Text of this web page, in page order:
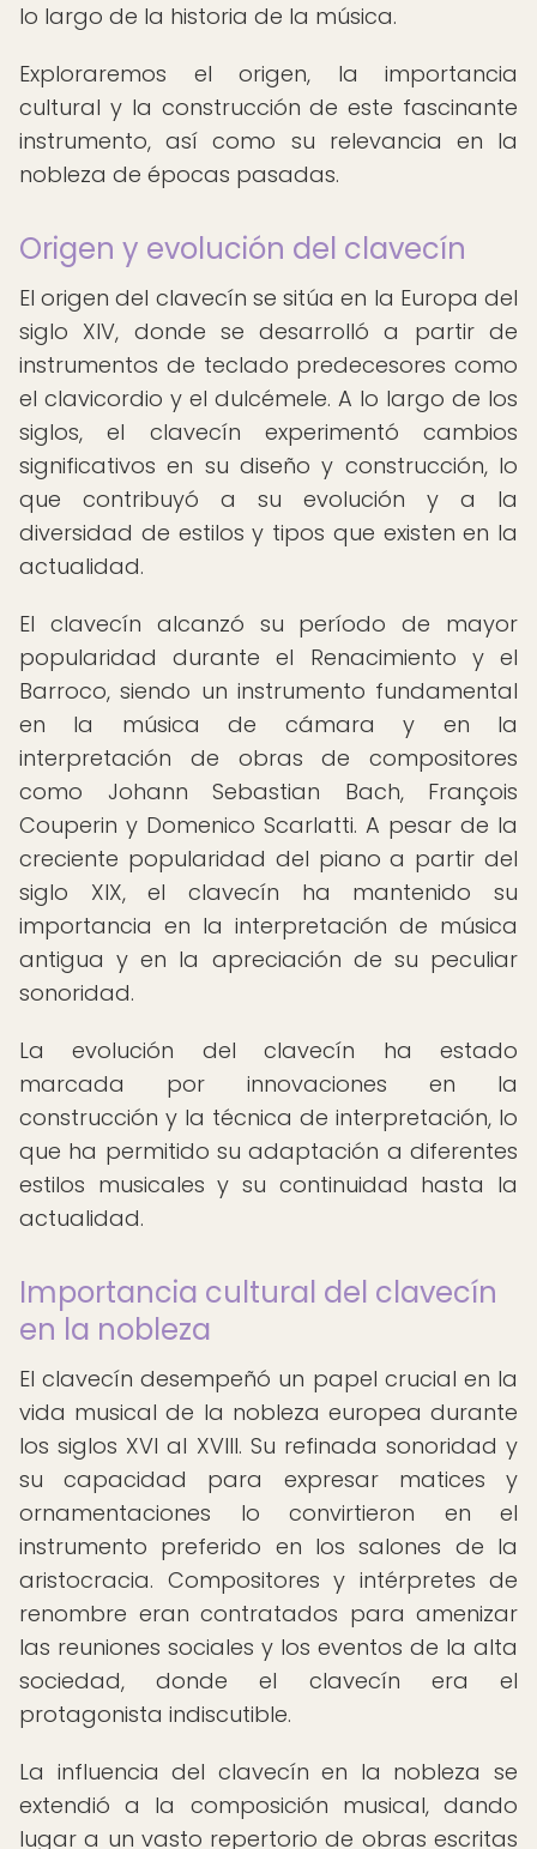
lo largo de la historia de la música.
Exploraremos el origen, la importancia
cultural y la construcción de este fascinante
instrumento, así como su relevancia en la
nobleza de épocas pasadas.
Origen y evolución del clavecín
El origen del clavecín se sitúa en la Europa del
siglo XIV, donde se desarrolló a partir de
instrumentos de teclado predecesores como
el clavicordio y el dulcémele. A lo largo de los
siglos, el clavecín experimentó cambios
significativos en su diseño y construcción, lo
que contribuyó a su evolución y a la
diversidad de estilos y tipos que existen en la
actualidad.
El clavecín alcanzó su período de mayor
popularidad durante el Renacimiento y el
Barroco, siendo un instrumento fundamental
en la música de cámara y en la
interpretación de obras de compositores
como Johann Sebastian Bach, François
Couperin y Domenico Scarlatti. A pesar de la
creciente popularidad del piano a partir del
siglo XIX, el clavecín ha mantenido su
importancia en la interpretación de música
antigua y en la apreciación de su peculiar
sonoridad.
La evolución del clavecín ha estado
marcada por innovaciones en la
construcción y la técnica de interpretación, lo
que ha permitido su adaptación a diferentes
estilos musicales y su continuidad hasta la
actualidad.
Importancia cultural del clavecín
en la nobleza
El clavecín desempeñó un papel crucial en la
vida musical de la nobleza europea durante
los siglos XVI al XVIII. Su refinada sonoridad y
su capacidad para expresar matices y
ornamentaciones lo convirtieron en el
instrumento preferido en los salones de la
aristocracia. Compositores y intérpretes de
renombre eran contratados para amenizar
las reuniones sociales y los eventos de la alta
sociedad, donde el clavecín era el
protagonista indiscutible.
La influencia del clavecín en la nobleza se
extendió a la composición musical, dando
lugar a un vasto repertorio de obras escritas